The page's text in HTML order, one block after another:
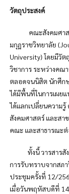
วัตถุประสงค์
คณะสังคมศาสตร์
มกุฏราชวิทยาลัย
University) โดยมีวั
วิชาการ ระหว่างคณ
ตลอดจนนิสิต นักศึกษ
ได้มีพื้นที่ในการเผย
ได้แลกเปลี่ยนความ
สังคมศาสตร์ และสา
คณะ และสาธารณะ
ทั้งนี้ วารสารสังค
การรับทราบจากสภ
ประชุมครั้งที่ 12/
เมื่อวันพฤหัสบดีที่